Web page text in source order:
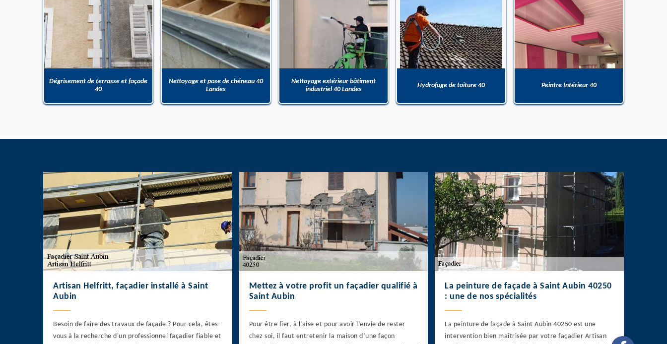
Dégrisement de terrasse et façade
40
Nettoyage et pose de chéneau 40
Landes
Nettoyage extérieur bâtiment
industriel 40 Landes
Hydrofuge de toiture 40 Peintre Intérieur 40
Artisan Helfritt, façadier installé à Saint
Aubin
Besoin de faire des travaux de façade ? Pour cela, êtes-
vous à la recherche d'un professionnel façadier fiable et
Mettez à votre profit un façadier qualifié à
Saint Aubin
Pour être fier, à l’aise et pour avoir l’envie de rester
chez soi, il faut entretenir la maison d’une façon
La peinture de façade à Saint Aubin 40250
: une de nos spécialités
La peinture de façade à Saint Aubin 40250 est une
intervention bien maîtrisée par votre façadier Artisan